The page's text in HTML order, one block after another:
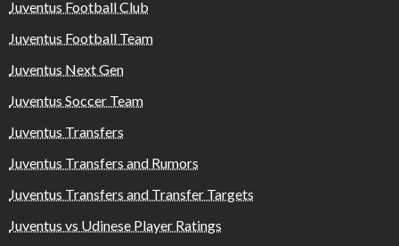
Juventus Football Club
Juventus Football Team
Juventus Next Gen
Juventus Soccer Team
Juventus Transfers
Juventus Transfers and Rumors
Juventus Transfers and Transfer Targets
Juventus vs Udinese Player Ratings